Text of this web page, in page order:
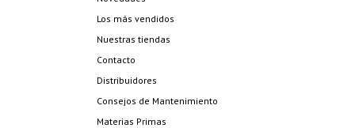
Los más vendidos
Nuestras tiendas
Contacto
Distribuidores
Consejos de Mantenimiento
Materias Primas